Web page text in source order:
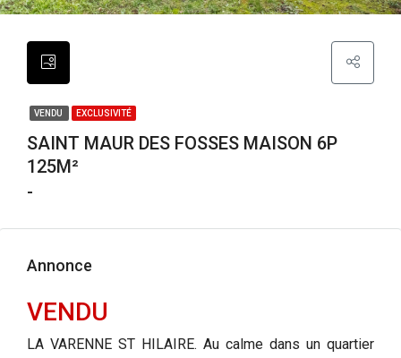
VENDU EXCLUSIVITÉ
SAINT MAUR DES FOSSES MAISON 6P
125M²
-
Annonce
VENDU
LA VARENNE ST HILAIRE. Au calme dans un quartier